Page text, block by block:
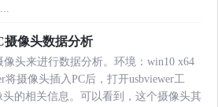
像头数据分析
头来进行数据分析。环境：win10 x64
将摄像头插入PC后，打开usbviewer工
的相关信息。可以看到，这个摄像头其